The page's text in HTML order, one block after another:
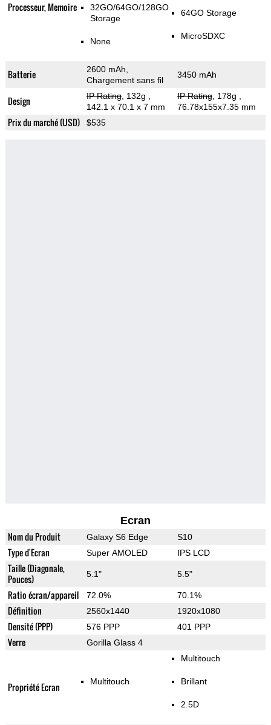
Processeur, Memoire
32GO/64GO/128GO
Storage
None
64GO Storage
MicroSDXC
Batterie
2600 mAh,
Chargement sans fil
3450 mAh
Design IP Rating, 132g
142.1 x 70.1 x 7 mm
IP Rating, 178g
76.78x155x7.35 mm
Prix du marché (USD) $535
Ecran
Nom du Produit Galaxy S6 Edge S10
Type d'Ecran Super AMOLED IPS LCD
Taille (Diagonale,
Pouces)
5.1" 5.5"
Ratio écran/appareil 72.0% 70.1%
Définition 2560x1440 1920x1080
Densité (PPP) 576 PPP 401 PPP
Verre Gorilla Glass 4
Propriété Ecran Multitouch
Multitouch
Brillant
2.5D